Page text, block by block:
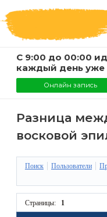
С 9:00 до 00:00
каждый день уже
Онлайн запись
ГЛАВНАЯ
Эпиляция
О
компании
Разница
восковой
Поиск Пользователи
Страницы: 1